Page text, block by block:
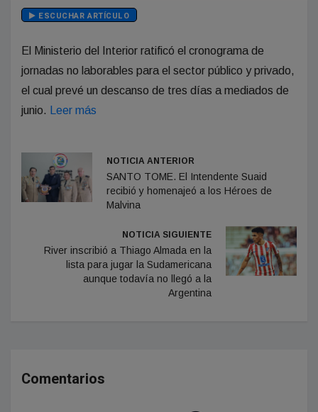
ESCUCHAR ARTÍCULO
El Ministerio del Interior ratificó el cronograma de
jornadas no laborables para el sector público y privado,
el cual prevé un descanso de tres días a mediados de
junio.
Leer más
NOTICIA ANTERIOR
SANTO TOME. El Intendente Suaid
recibió y homenajeó a los Héroes de
Malvina
NOTICIA SIGUIENTE
River inscribió a Thiago Almada en la
lista para jugar la Sudamericana
aunque todavía no llegó a la
Argentina
Comentarios